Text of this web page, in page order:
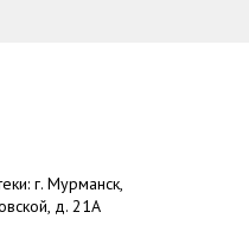
г. Мурманск,
д. 21А